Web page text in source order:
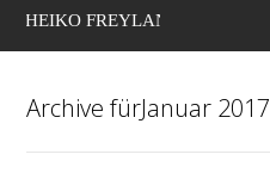
HEIKO FREYLAND
Archive fürJanuar 2017